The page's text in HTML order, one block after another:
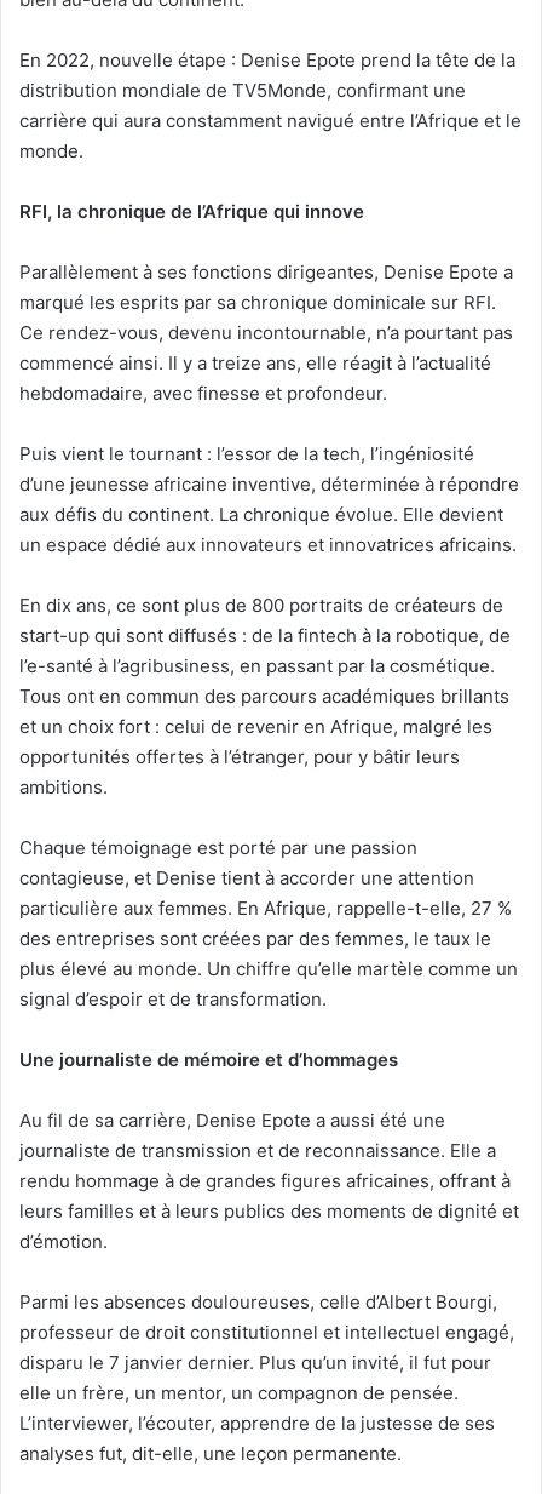
En 2022, nouvelle étape : Denise Epote prend la tête de la
distribution mondiale de TV5Monde, confirmant une
carrière qui aura constamment navigué entre l’Afrique et le
monde.
RFI, la chronique de l’Afrique qui innove
Parallèlement à ses fonctions dirigeantes, Denise Epote a
marqué les esprits par sa chronique dominicale sur RFI.
Ce rendez-vous, devenu incontournable, n’a pourtant pas
commencé ainsi. Il y a treize ans, elle réagit à l’actualité
hebdomadaire, avec finesse et profondeur.
Puis vient le tournant : l’essor de la tech, l’ingéniosité
d’une jeunesse africaine inventive, déterminée à répondre
aux défis du continent. La chronique évolue. Elle devient
un espace dédié aux innovateurs et innovatrices africains.
En dix ans, ce sont plus de 800 portraits de créateurs de
start-up qui sont diffusés : de la fintech à la robotique, de
l’e-santé à l’agribusiness, en passant par la cosmétique.
Tous ont en commun des parcours académiques brillants
et un choix fort : celui de revenir en Afrique, malgré les
opportunités offertes à l’étranger, pour y bâtir leurs
ambitions.
Chaque témoignage est porté par une passion
contagieuse, et Denise tient à accorder une attention
particulière aux femmes. En Afrique, rappelle-t-elle, 27 %
des entreprises sont créées par des femmes, le taux le
plus élevé au monde. Un chiffre qu’elle martèle comme un
signal d’espoir et de transformation.
Une journaliste de mémoire et d’hommages
Au fil de sa carrière, Denise Epote a aussi été une
journaliste de transmission et de reconnaissance. Elle a
rendu hommage à de grandes figures africaines, offrant à
leurs familles et à leurs publics des moments de dignité et
d’émotion.
Parmi les absences douloureuses, celle d’Albert Bourgi,
professeur de droit constitutionnel et intellectuel engagé,
disparu le 7 janvier dernier. Plus qu’un invité, il fut pour
elle un frère, un mentor, un compagnon de pensée.
L’interviewer, l’écouter, apprendre de la justesse de ses
analyses fut, dit-elle, une leçon permanente.